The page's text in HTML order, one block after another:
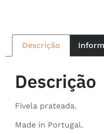
Descrição
Descrição
Fivela prateada.
Made in Portugal.